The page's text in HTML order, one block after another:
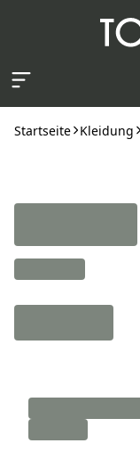
Startseite Kleidung